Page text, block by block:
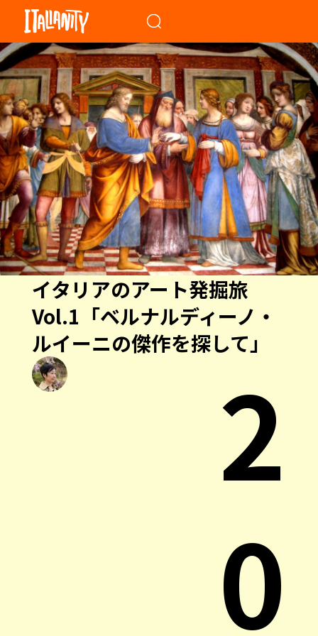
イタリアのアート発掘旅
Vol.1「ベルナルディーノ・
ルイーニの傑作を探して」
2
0